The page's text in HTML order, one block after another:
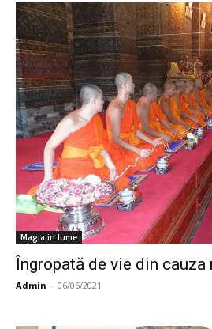
Magia in lume
Îngropată de vie din cauza
Admin - 06/06/2021